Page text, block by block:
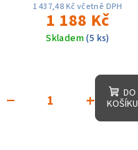
1 437,48 Kč včetně DPH
1 188 Kč
Skladem(5 ks)
+
−
DO
KOŠÍKU